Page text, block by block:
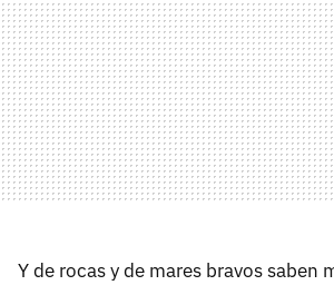
Y de rocas y de mares bravos saben